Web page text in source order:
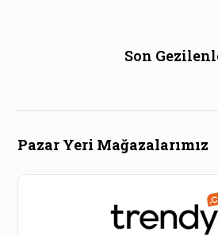
Son
Pazar Yeri Mağazalarımız